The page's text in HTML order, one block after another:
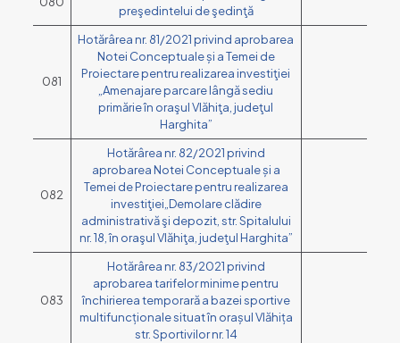
preşedintelui de şedinţă
081
Hotărârea nr. 81/2021 privind aprobarea
Notei Conceptuale și a Temei de
Proiectare pentru realizarea investiţiei
„Amenajare parcare lângă sediu
primărie în oraşul Vlăhiţa, judeţul
Harghita”
082
Hotărârea nr. 82/2021 privind
aprobarea Notei Conceptuale și a
Temei de Proiectare pentru realizarea
investiţiei„Demolare clădire
administrativă şi depozit, str. Spitalului
nr. 18, în oraşul Vlăhiţa, judeţul Harghita”
083
Hotărârea nr. 83/2021 privind
aprobarea tarifelor minime pentru
închirierea temporară a bazei sportive
multifuncționale situat în orașul Vlăhița
str. Sportivilor nr. 14